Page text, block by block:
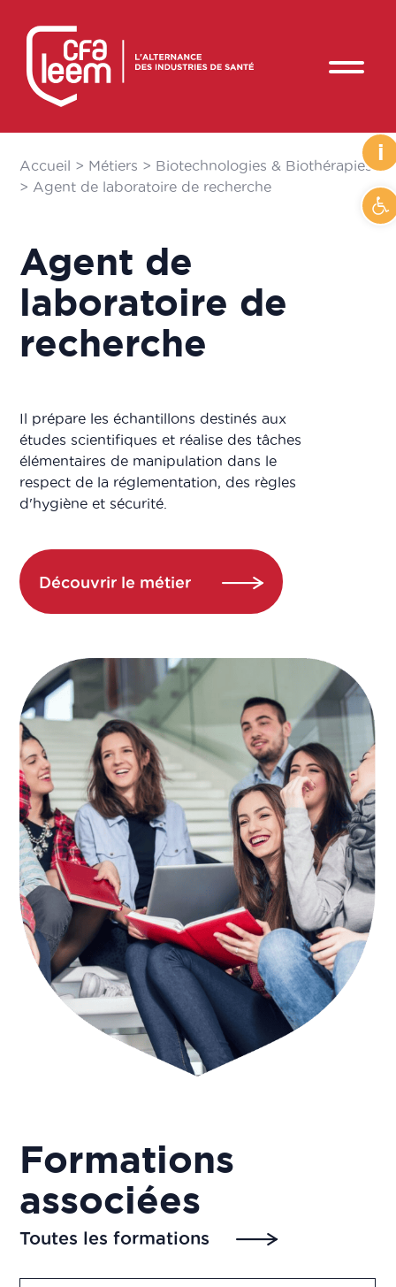
i
Accueil > Métiers > Biotechnologies & Biothérapies
> Agent de laboratoire de recherche
Agent de
laboratoire de
recherche
Il prépare les échantillons destinés aux
études scientifiques et réalise des tâches
élémentaires de manipulation dans le
respect de la réglementation, des règles
d'hygiène et sécurité.
Découvrir le métier
Formations
associées
Toutes les formations